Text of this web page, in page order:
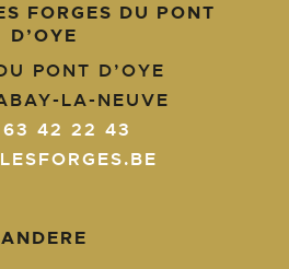
FORGES DU PONT
D’OYE
PONT D’OYE
LA-NEUVE
42 22 43
ANDERE